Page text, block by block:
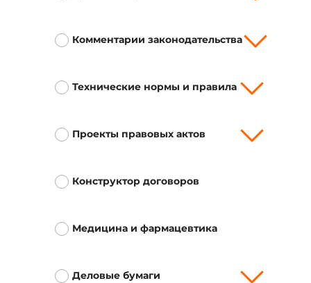
Комментарии законодательства
Технические нормы и правила
Проекты правовых актов
Конструктор договоров
Медицина и фармацевтика
Деловые бумаги